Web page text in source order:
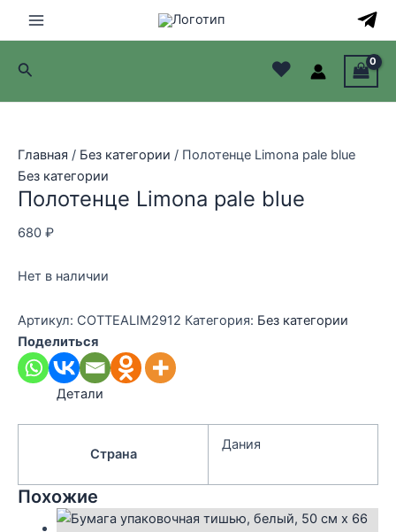
Main
Menu
Поиск ♥
Главная / Без категории / Полотенце Limona pale blue
Без категории
Полотенце Limona pale blue
680 ₽
Нет в наличии
Артикул: COTTEALIM2912 Категория: Без категории
Поделиться
Детали
Страна
Дания
Похожие